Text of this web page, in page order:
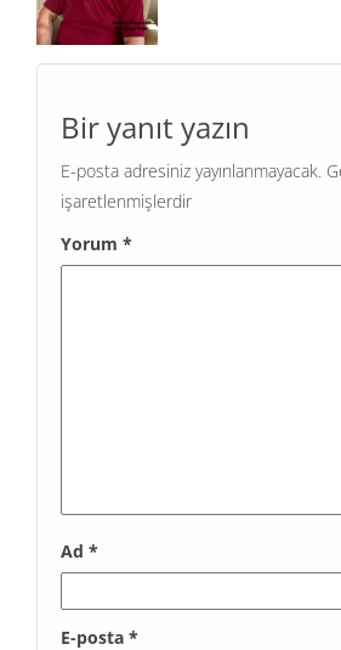
Bir yanıt yazın
E-posta adresiniz yayınlanmayacak.
işaretlenmişlerdir
Yorum *
Ad *
E-posta *